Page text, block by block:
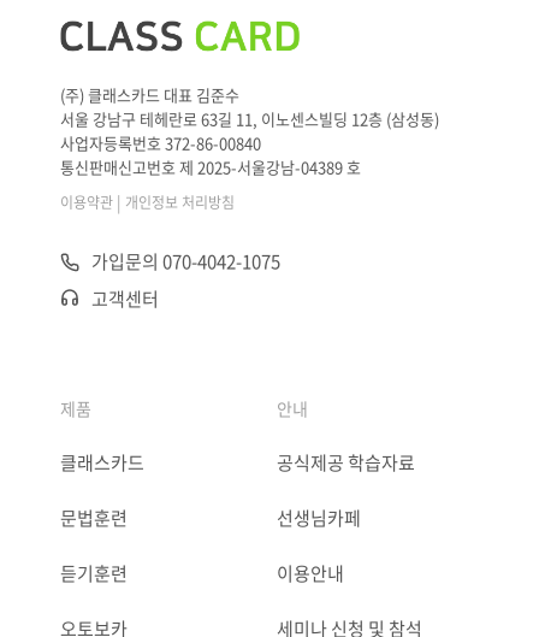
(주) 클래스카드 대표 김준수
서울 강남구 테헤란로 63길 11, 이노센스빌딩 12층 (삼성동)
사업자등록번호 372-86-00840
통신판매신고번호 제 2025-서울강남-04389 호
이용약관 | 개인정보 처리방침
가입문의 070-4042-1075
고객센터
제품
클래스카드
문법훈련
듣기훈련
오토보카
안내
공식제공 학습자료
선생님카페
이용안내
세미나 신청 및 참석